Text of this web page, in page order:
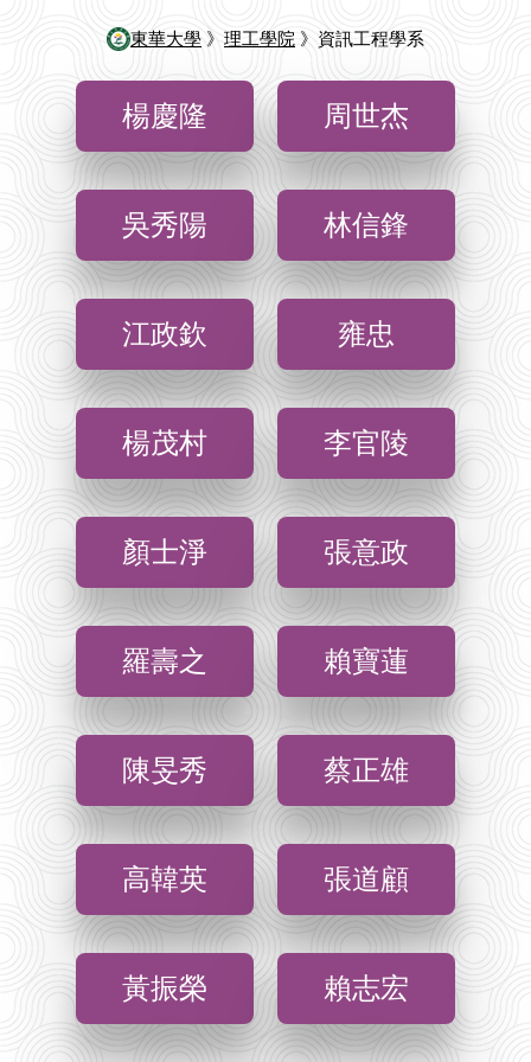
東華大學 》 理工學院 》資訊工程學系
楊慶隆 周世杰
吳秀陽 林信鋒
江政欽 雍忠
楊茂村 李官陵
顏士淨 張意政
羅壽之 賴寶蓮
陳旻秀 蔡正雄
高韓英 張道顧
黃振榮 賴志宏